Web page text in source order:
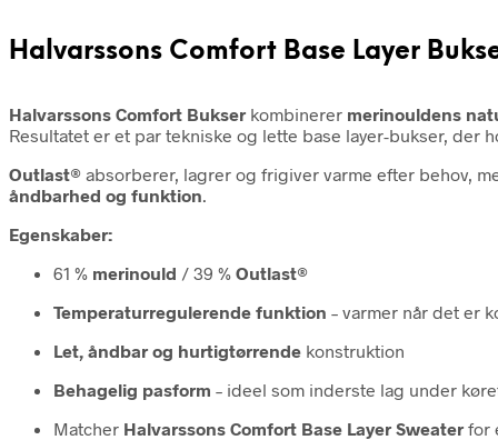
Halvarssons Comfort Base Layer
Halvarssons Comfort Bukser kombinerer merinouldens
Resultatet er et par tekniske og lette base layer-bukser, der
Outlast® absorberer, lagrer og frigiver varme efter behov,
åndbarhed og funktion
Egenskaber:
61 % merinould / 39 % Outlast®
Temperaturregulerende funktion – varmer når det er
Let, åndbar og hurtigtørrende konstruktion
Behagelig pasform – ideel som inderste lag under
Matcher Halvarssons Comfort Base Layer Sweater for